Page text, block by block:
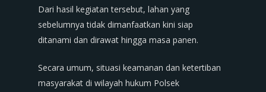
Dari hasil kegiatan tersebut, lahan yang
sebelumnya tidak dimanfaatkan kini siap
ditanami dan dirawat hingga masa panen.
Secara umum, situasi keamanan dan ketertiban
masyarakat di wilayah hukum Polsek